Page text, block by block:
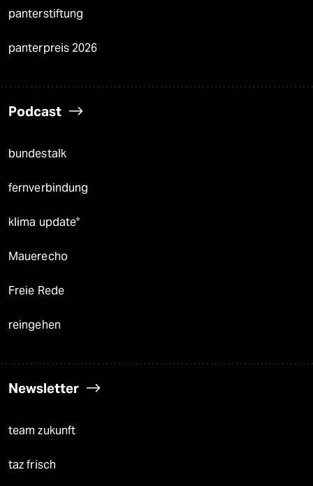
panterstiftung
panterpreis 2026
Podcast
bundestalk
fernverbindung
klima update°
Mauerecho
Freie Rede
reingehen
Newsletter
team zukunft
taz frisch